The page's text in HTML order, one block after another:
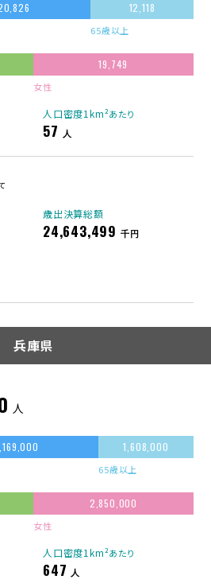
12,118
65歳以上
19,749
女性
人口密度1km²あたり
57 人
歳出決算総額
24,643,499 千円
兵庫県
人
1,608,000
65歳以上
2,850,000
女性
人口密度1km²あたり
647 人